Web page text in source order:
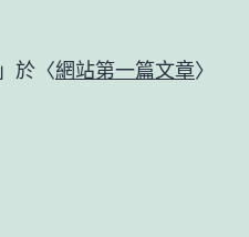
」於〈網站第一篇文章〉